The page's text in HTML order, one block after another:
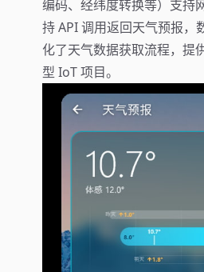
编码、经纬度转换等）支持
持 API 调用返回天气预报
化了天气数据获取流程，提
型 IoT 项目。